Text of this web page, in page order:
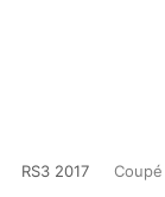
RS3 2017